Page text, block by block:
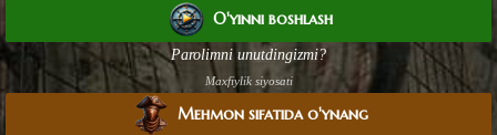
O'yinni boshlash
Parolimni unutdingizmi?
Maxfiylik siyosati
Mehmon sifatida o'ynang